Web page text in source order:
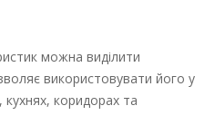
можна виділити
використовувати його у
кухнях, коридорах та